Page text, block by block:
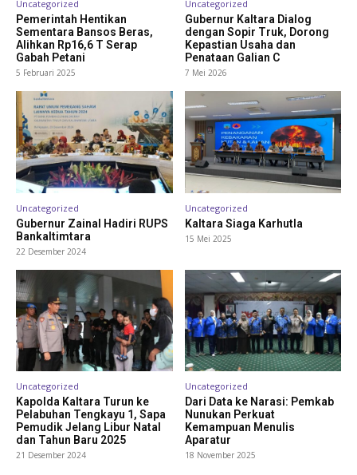
Uncategorized
Pemerintah Hentikan
Sementara Bansos Beras,
Alihkan Rp16,6 T Serap
Gabah Petani
5 Februari 2025
Uncategorized
Gubernur Kaltara Dialog
dengan Sopir Truk, Dorong
Kepastian Usaha dan
Penataan Galian C
7 Mei 2026
Uncategorized
Gubernur Zainal Hadiri RUPS
Bankaltimtara
22 Desember 2024
Uncategorized
Kaltara Siaga Karhutla
15 Mei 2025
Uncategorized
Kapolda Kaltara Turun ke
Pelabuhan Tengkayu 1, Sapa
Pemudik Jelang Libur Natal
dan Tahun Baru 2025
21 Desember 2024
Uncategorized
Dari Data ke Narasi: Pemkab
Nunukan Perkuat
Kemampuan Menulis
Aparatur
18 November 2025